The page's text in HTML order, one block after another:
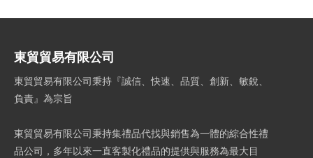
東貿貿易有限公司
東貿貿易有限公司秉持『誠信、快速、品質、創新、敏銳、
負責』為宗旨
東貿貿易有限公司秉持集禮品代找與銷售為一體的綜合性禮
品公司，多年以來一直客製化禮品的提供與服務為最大目